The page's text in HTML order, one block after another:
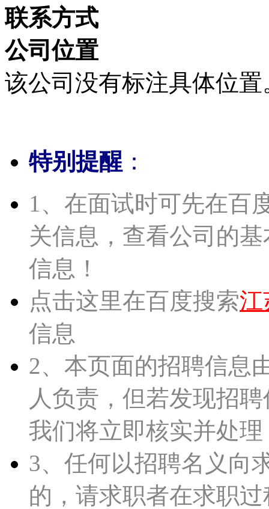
联系方式
公司位置
该公司没有标注具体位置
特别提醒 ：
1、在面试时可先在百
关信息，查看公司的
信息！
点击这里在百度搜索江
信息
2、本页面的招聘信息
人负责，但若发现招
我们将立即核实并处理
3、任何以招聘名义向
的，请求职者在求职